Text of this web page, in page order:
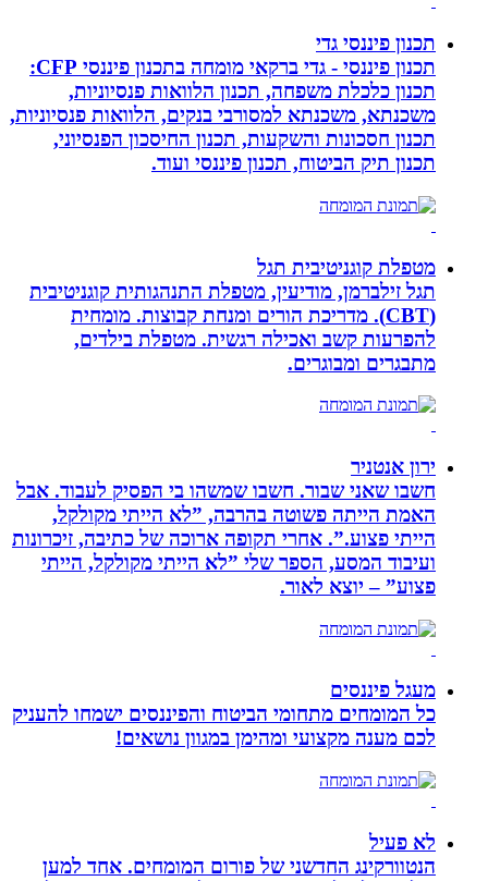
תכנון פיננסי גדי
תכנון פיננסי - גדי ברקאי מומחה בתכנון פיננסי CFP:
תכנון כלכלת משפחה, תכנון הלוואות פנסיוניות,
משכנתא, משכנתא למסורבי בנקים, הלוואות פנסיוניות,
תכנון חסכונות והשקעות, תכנון החיסכון הפנסיוני,
תכנון תיק הביטוח, תכנון פיננסי ועוד.
מטפלת קוגניטיבית תגל
תגל זילברמן, מודיעין, מטפלת התנהגותית קוגניטיבית
(CBT). מדריכת הורים ומנחת קבוצות. מומחית
להפרעות קשב ואכילה רגשית. מטפלת בילדים,
מתבגרים ומבוגרים.
ירון אנטניר
חשבו שאני שבור. חשבו שמשהו בי הפסיק לעבוד. אבל
האמת הייתה פשוטה בהרבה, ”לא הייתי מקולקל,
הייתי פצוע.”. אחרי תקופה ארוכה של כתיבה, זיכרונות
ועיבוד המסע, הספר שלי ”לא הייתי מקולקל, הייתי
פצוע” – יוצא לאור.
מעגל פיננסים
כל המומחים מתחומי הביטוח והפיננסים ישמחו להעניק
לכם מענה מקצועי ומהימן במגוון נושאים!
לא פעיל
הנטוורקינג החדשני של פורום המומחים. אחד למען